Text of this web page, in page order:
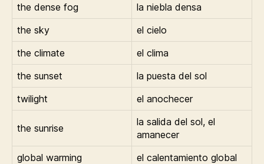
the dense fog
la niebla densa
the sky
el cielo
the climate
el clima
the sunset
la puesta del sol
twilight
el anochecer
the sunrise
la salida del sol, el
amanecer
global warming
el calentamiento global